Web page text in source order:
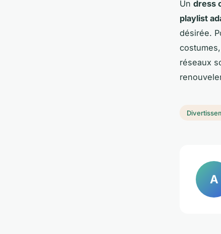
Un dress
playlist
désirée.
réseaux
A